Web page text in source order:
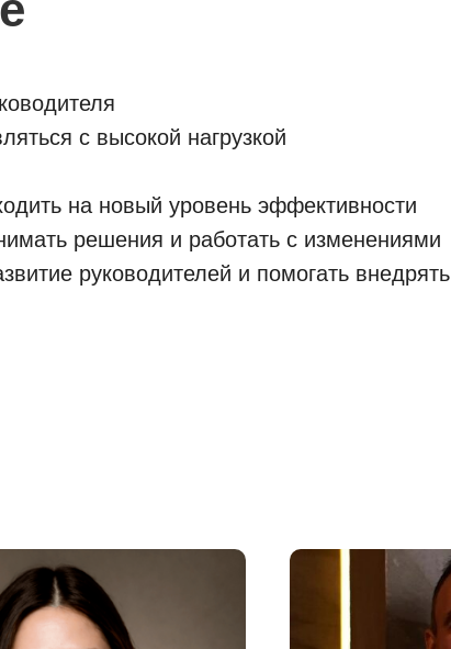
с высокой нагрузкой
на новый уровень эффективности
решения и работать с изменениями
руководителей и помогать внедрять